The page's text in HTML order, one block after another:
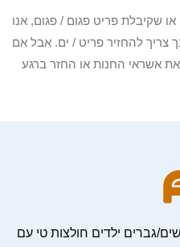
שלך לא קיבלו תוך 30 יום או שקיבלת פריט פגום / פגום, אנו
צריך להחזיר פריט / ים. אבל אם
את אשראי החנות או החזר ברגע
גברים ילדים חולצות טי עם